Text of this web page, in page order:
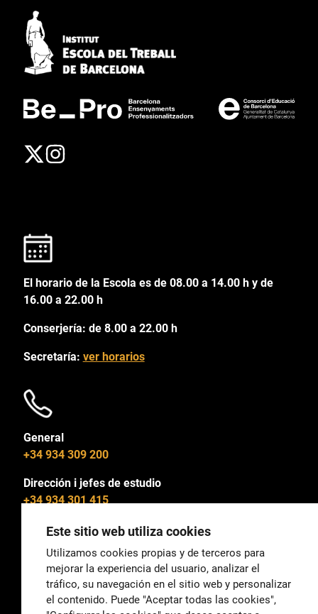
El horario de la Escola es de 08.00 a 14.00 h y de
16.00 a 22.00 h
Conserjería: de 8.00 a 22.00 h
Secretaría: ver horarios
General
+34 934 309 200
Dirección i jefes de estudio
+34 934 301 415
General
correu@escoladeltreball.org
Este sitio web utiliza cookies
Utilizamos cookies propias y de terceros para
mejorar la experiencia del usuario, analizar el
tráfico, su navegación en el sitio web y personalizar
el contenido. Puede "Aceptar todas las cookies",